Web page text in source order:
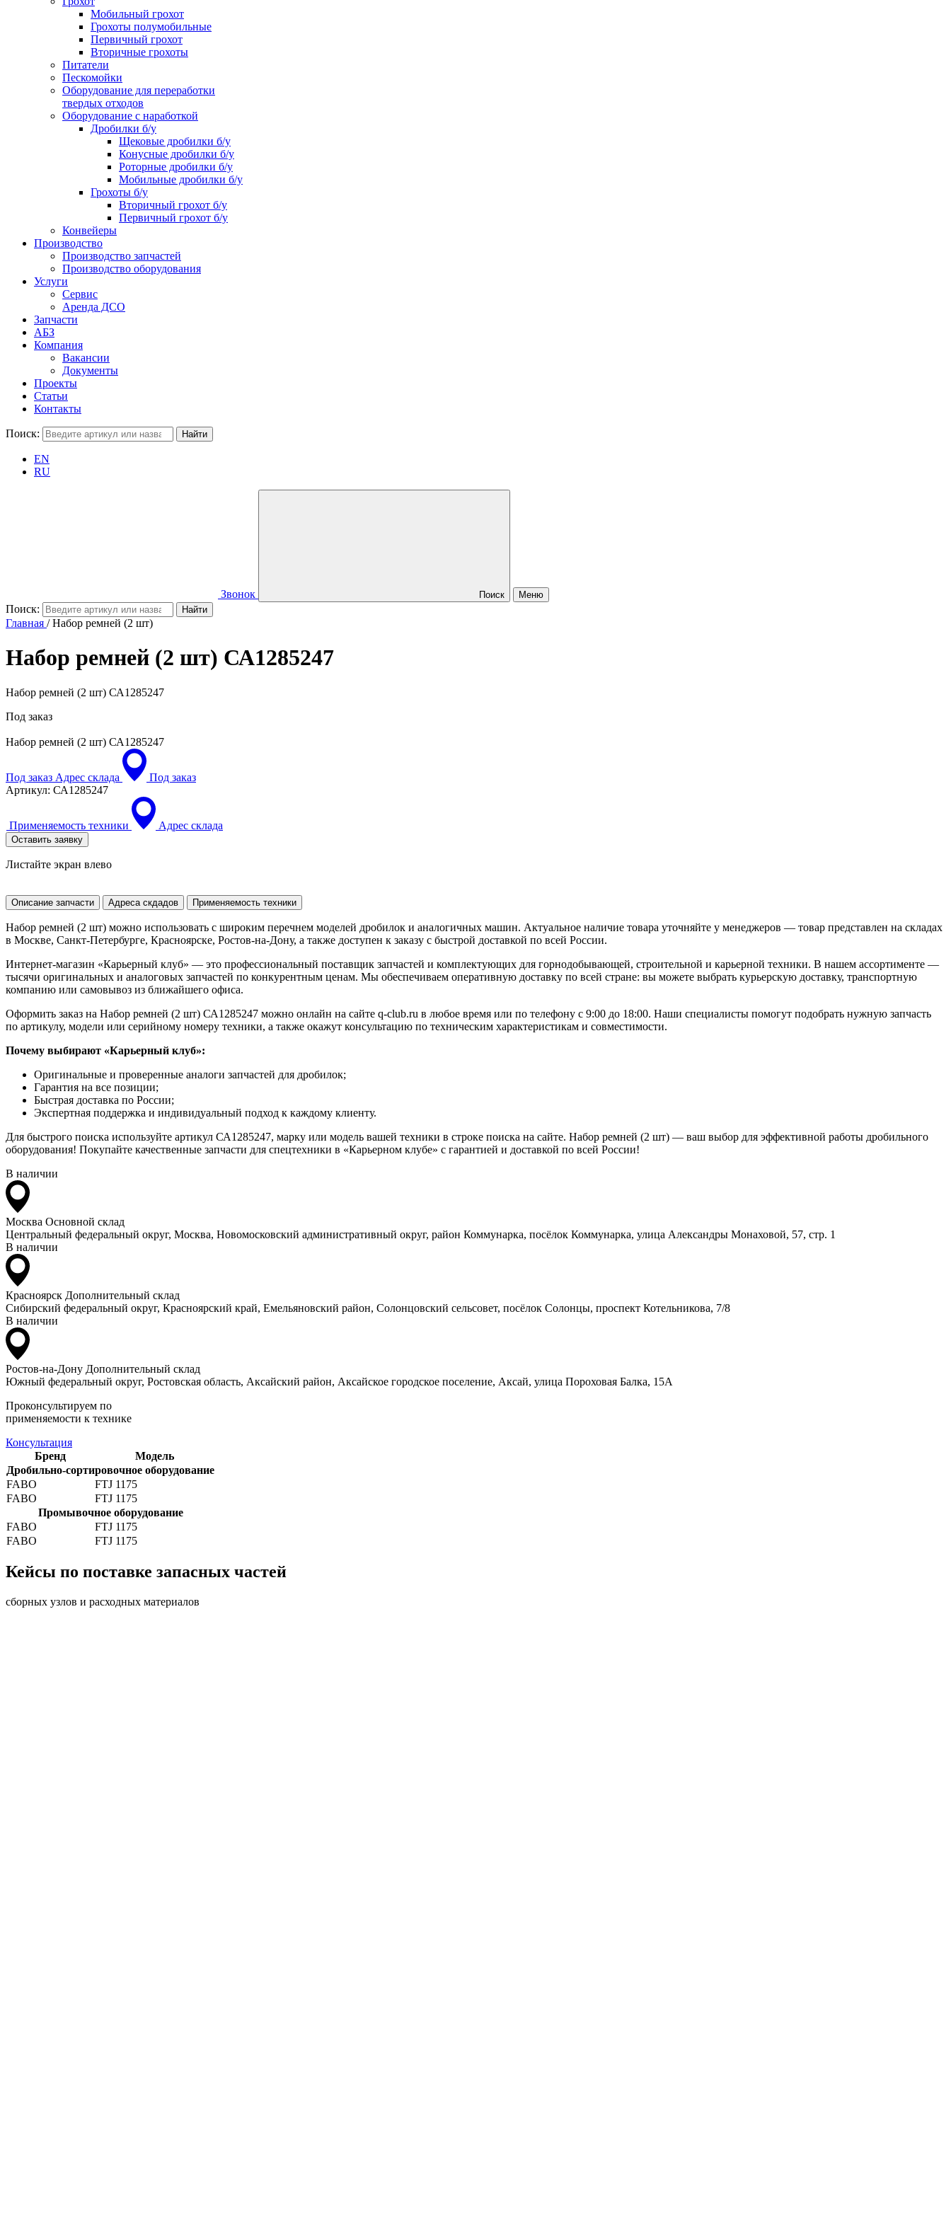
Мобильный грохот
Грохоты полумобильные
Первичный грохот
Вторичные грохоты
Питатели
Пескомойки
Оборудование для переработки
твердых отходов
Оборудование с наработкой
Дробилки б/у
Щековые дробилки б/у
Конусные дробилки б/у
Роторные дробилки б/у
Мобильные дробилки б/у
Грохоты б/у
Вторичный грохот б/у
Первичный грохот б/у
Конвейеры
Производство
Производство запчастей
Производство оборудования
Услуги
Сервис
Аренда ДСО
Запчасти
АБЗ
Компания
Вакансии
Документы
Проекты
Статьи
Контакты
Поиск:
EN
RU
Звонок Поиск Меню
Поиск:
Главная /Набор ремней (2 шт)
Набор ремней (2 шт) СА1285247
Набор ремней (2 шт) СА1285247
Под заказ
Набор ремней (2 шт) СА1285247
Под заказ Адрес склада
Под заказ
Артикул: СА1285247
Применяемость техники Адрес склада
Оставить заявку
Листайте экран влево
Описание запчасти Адреса скдадов Применяемость техники
Набор ремней (2 шт) можно использовать с широким перечнем моделей дробилок и аналогичных машин. Актуальное наличие товара уточняйте у менеджеров — товар представлен на складах
в Москве, Санкт-Петербурге, Красноярске, Ростов-на-Дону, а также доступен к заказу с быстрой доставкой по всей России.
Интернет-магазин «Карьерный клуб» — это профессиональный поставщик запчастей и комплектующих для горнодобывающей, строительной и карьерной техники. В нашем ассортименте —
тысячи оригинальных и аналоговых запчастей по конкурентным ценам. Мы обеспечиваем оперативную доставку по всей стране: вы можете выбрать курьерскую доставку, транспортную
компанию или самовывоз из ближайшего офиса.
Оформить заказ на Набор ремней (2 шт) СА1285247 можно онлайн на сайте q-club.ru в любое время или по телефону с 9:00 до 18:00. Наши специалисты помогут подобрать нужную запчасть
по артикулу, модели или серийному номеру техники, а также окажут консультацию по техническим характеристикам и совместимости.
Почему выбирают «Карьерный клуб»:
Оригинальные и проверенные аналоги запчастей для дробилок;
Гарантия на все позиции;
Быстрая доставка по России;
Экспертная поддержка и индивидуальный подход к каждому клиенту.
Для быстрого поиска используйте артикул СА1285247, марку или модель вашей техники в строке поиска на сайте. Набор ремней (2 шт) — ваш выбор для эффективной работы дробильного
оборудования! Покупайте качественные запчасти для спецтехники в «Карьерном клубе» с гарантией и доставкой по всей России!
В наличии
Москва Основной склад
Центральный федеральный округ, Москва, Новомосковский административный округ, район Коммунарка, посёлок Коммунарка, улица Александры Монаховой, 57, стр. 1
В наличии
Красноярск Дополнительный склад
Сибирский федеральный округ, Красноярский край, Емельяновский район, Солонцовский сельсовет, посёлок Солонцы, проспект Котельникова, 7/8
В наличии
Ростов-на-Дону Дополнительный склад
Южный федеральный округ, Ростовская область, Аксайский район, Аксайское городское поселение, Аксай, улица Пороховая Балка, 15А
Проконсультируем по
применяемости к технике
Консультация
Бренд
Модель
Дробильно-сортировочное оборудование
FABO
FTJ 1175
FABO
FTJ 1175
Промывочное оборудование
FABO
FTJ 1175
FABO
FTJ 1175
Кейсы по поставке запасных частей
сборных узлов и расходных материалов